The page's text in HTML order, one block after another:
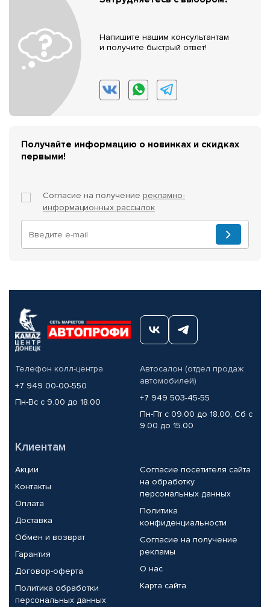
Напишите нашим консультантам
и получите быстрый ответ!
Получайте информацию о новинках и скидках
первыми!
Согласие на получение рекламно-
информационных рассылок
Телефон колл-центра
+7 949 00-00-550
Пн-Вс с 9.00 до 18.00
Автосалон (отдел продаж
автомобилей)
+7 949 503-45-55
Пн-Пт с 09.00 до 18.00, Сб с
9.00 до 15.00
Клиентам
Акции
Контакты
Оплата
Доставка
Обмен и возврат
Гарантия
Договор-оферта
Политика обработки
персональных данных
Согласие посетителя сайта
на обработку
персональных данных
Политика
конфиденциальности
Согласие на получение
рекламы
О нас
Карта сайта